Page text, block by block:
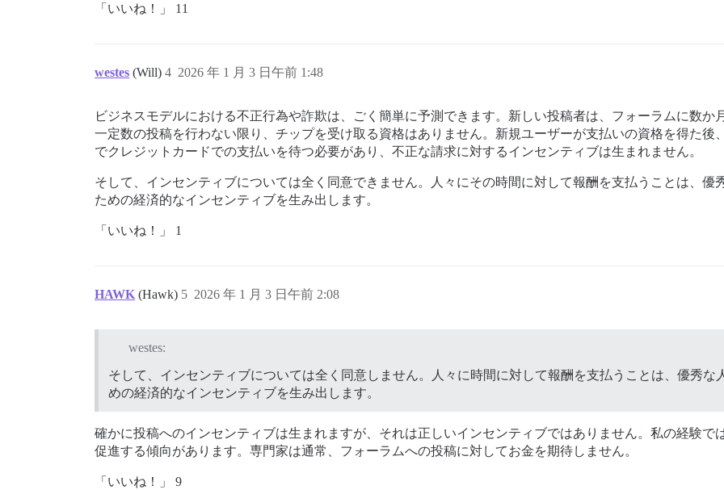
「いいね！」 11
westes (Will) 2026 年 1 月 3 日午前 1:48
4
ビジネスモデルにおける不正行為や詐欺は、ごく簡単に予測できます。新しい投稿者は、フォーラムに数
一定数の投稿を行わない限り、チップを受け取る資格はありません。新規ユーザーが支払いの資格を得た後
でクレジットカードでの支払いを待つ必要があり、不正な請求に対するインセンティブは生まれません。
そして、インセンティブについては全く同意できません。人々にその時間に対して報酬を支払うことは、
ための経済的なインセンティブを生み出します。
「いいね！」 1
HAWK (Hawk) 2026 年 1 月 3 日午前 2:08
5
westes:
そして、インセンティブについては全く同意しません。人々に時間に対して報酬を支払うことは、優秀
めの経済的なインセンティブを生み出します。
確かに投稿へのインセンティブは生まれますが、それは正しいインセンティブではありません。私の経験で
促進する傾向があります。専門家は通常、フォーラムへの投稿に対してお金を期待しません。
「いいね！」 9